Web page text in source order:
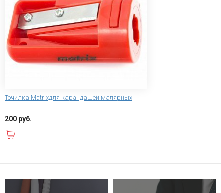
Точилка Matrixдля карандашей малярных
200 руб.